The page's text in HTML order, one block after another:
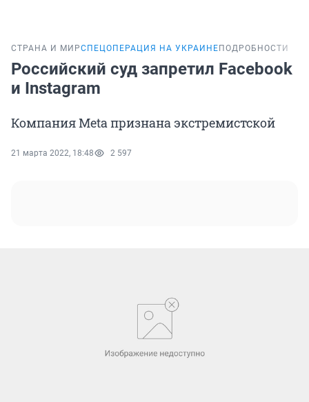
СТРАНА И МИРСПЕЦОПЕРАЦИЯ НА УКРАИНЕ ПОДРОБНОСТИ
Российский суд запретил Facebook
и Instagram
Компания Meta признана экстремистской
21 марта 2022, 18:48 2 597